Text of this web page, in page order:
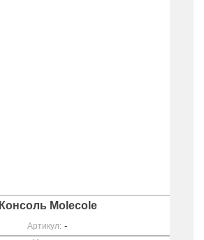
Консоль Molecole
Артикул: -